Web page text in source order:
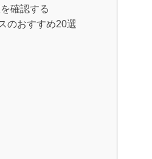
確認する
のおすすめ20選